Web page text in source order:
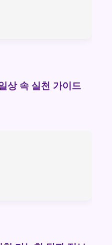
상 속 실천 가이드